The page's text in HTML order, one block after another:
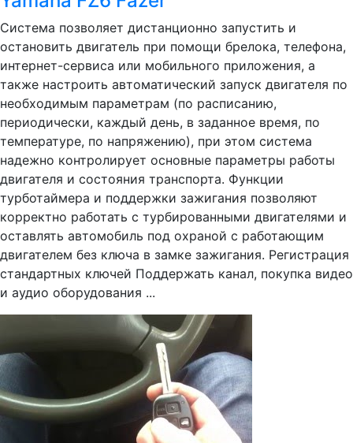
Система позволяет дистанционно запустить и
остановить двигатель при помощи брелока, телефона,
интернет-сервиса или мобильного приложения, а
также настроить автоматический запуск двигателя по
необходимым параметрам (по расписанию,
периодически, каждый день, в заданное время, по
температуре, по напряжению), при этом система
надежно контролирует основные параметры работы
двигателя и состояния транспорта. Функции
турботаймера и поддержки зажигания позволяют
корректно работать с турбированными двигателями и
оставлять автомобиль под охраной с работающим
двигателем без ключа в замке зажигания. Регистрация
стандартных ключей Поддержать канал, покупка видео
и аудио оборудования ...